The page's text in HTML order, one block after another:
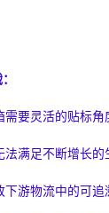
要灵活的贴标角
满足不断增长的
游物流中的可追